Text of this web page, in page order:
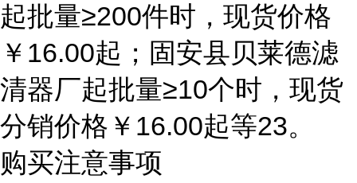
起批量≥200件时，现货价格
￥16.00起；固安县贝莱德滤
清器厂起批量≥10个时，现货
分销价格￥16.00起等23。
购买注意事项